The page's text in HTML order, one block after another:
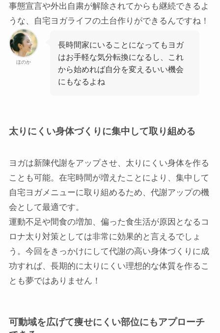
事態宣言や外出自粛が解除されてからも継続できるよ
うな、自宅ヨガライフの土台作りができるんですね！
ほのか
長時間家にいることになってもヨガ
はお手軽な気分転換になるし、これ
から始めれば自分を変えるいい機会
にもなるよね
太りにくい身体づくりに集中して取り組める
ヨガは新陳代謝をアップさせ、太りにくい身体を作る
ことも可能。在宅時間が増えたことにより、集中して
自宅ヨガメニューに取り組めるため、代謝アップの機
会として最適です。
運動不足や間食の増加、偏った食生活が原因となるコ
ロナ太り対策としては非常に効果的と言えるでしょ
う。今回をきっかけにして代謝の高い身体づくりに成
功すれば、長期的に太りにくい理想的な体質を作るこ
とも夢ではありません！
可動域を広げて痩せにくい部位にもアプローチ